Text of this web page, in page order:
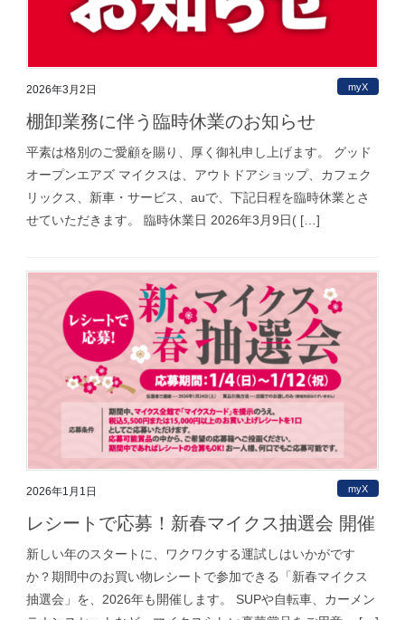
2026年3月2日 myX
棚卸業務に伴う臨時休業のお知らせ
平素は格別のご愛顧を賜り、厚く御礼申し上げます。 グッド
オープンエアズ マイクスは、アウトドアショップ、カフェク
リックス、新車・サービス、auで、下記日程を臨時休業とさ
せていただきます。 臨時休業日 2026年3月9日( […]
2026年1月1日 myX
レシートで応募！新春マイクス抽選会 開催
新しい年のスタートに、ワクワクする運試しはいかがです
か？期間中のお買い物レシートで参加できる「新春マイクス
抽選会」を、2026年も開催します。 SUPや自転車、カーメン